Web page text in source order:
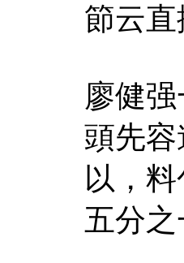
節云
廖健
頭先
以，
五分